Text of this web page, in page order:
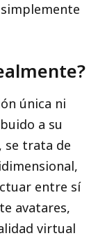
única ni
a su
se trata de
entre sí
avatares,
virtual